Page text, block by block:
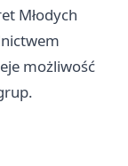
Młodych
możliwość